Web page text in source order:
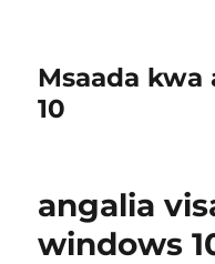
Msaada
10
angalia
windows